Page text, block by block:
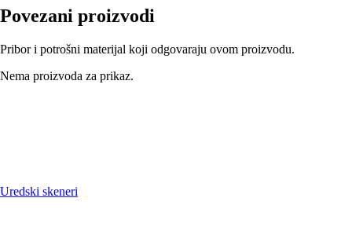
Uredski skeneri
Povezani proizvodi
Pribor i potrošni materijal koji odgovaraju ovom proizvodu.
Nema proizvoda za prikaz.